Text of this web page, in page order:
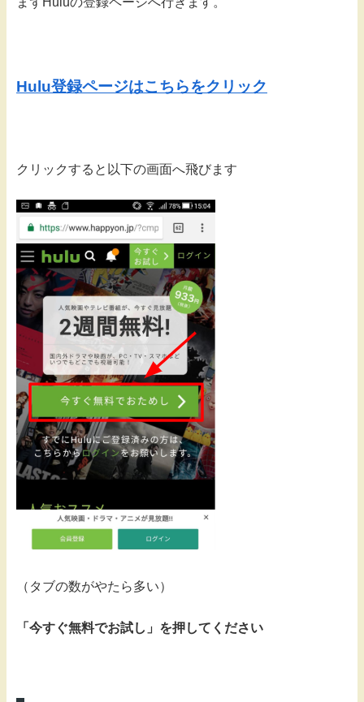
Hulu登録ページはこちらをクリック
クリックすると以下の画面へ飛びます
（タブの数がやたら多い）
「今すぐ無料でお試し」を押してください